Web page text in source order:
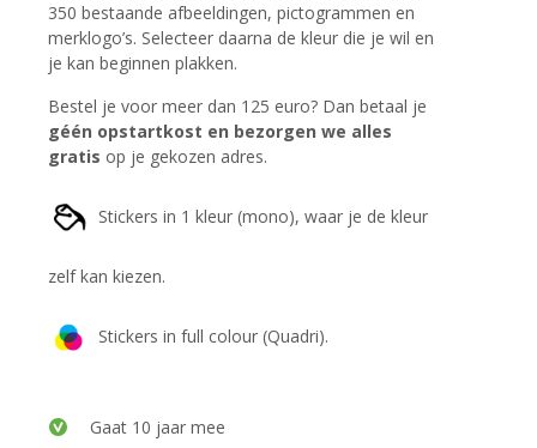
350 bestaande afbeeldingen, pictogrammen en
merklogo’s. Selecteer daarna de kleur die je wil en
je kan beginnen plakken.
Bestel je voor meer dan 125 euro? Dan betaal je
géén opstartkost en bezorgen we alles
gratis op je gekozen adres.
Stickers in 1 kleur (mono), waar je de kleur
zelf kan kiezen.
Stickers in full colour (Quadri).
Gaat 10 jaar mee